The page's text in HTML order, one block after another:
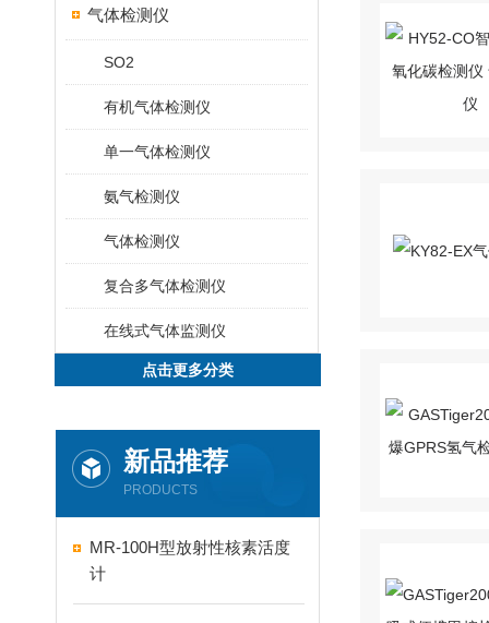
气体检测仪
SO2
有机气体检测仪
单一气体检测仪
氨气检测仪
气体检测仪
复合多气体检测仪
在线式气体监测仪
点击更多分类
新品推荐
PRODUCTS
MR-100H型放射性核素活度
计